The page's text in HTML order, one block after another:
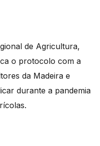
de Agricultura,
o protocolo com a
da Madeira e
durante a pandemia